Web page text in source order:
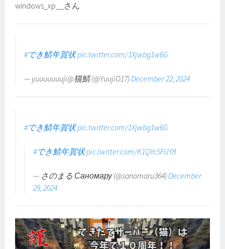
windows_xp__さん
#でき鯖年賀状pic.twitter.com/1Xjwbg1w6G
— yuuuuuuuji@猫鯖 (@YuujiO17)December 22, 2024
#でき鯖年賀状pic.twitter.com/1Xjwbg1w6G
#でき鯖年賀状pic.twitter.com/K1QYc5FUY8
— さのまる Саномару (@sanomaru364)December
29, 2024